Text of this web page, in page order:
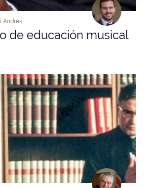
Andres
de educación musical